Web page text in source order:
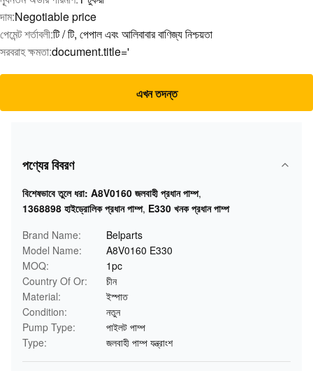
দাম:Negotiable price
পেমেন্ট শর্তাবলী:টি / টি, পেপাল এবং আলিবাবার বাণিজ্য নিশ্চয়তা
সরবরাহ ক্ষমতা:document.title='
এখন তদন্ত
পণ্যের বিবরণ
বিশেষভাবে তুলে ধরা: A8V0160 জলবাহী প্রধান পাম্প,
1368898 হাইড্রোলিক প্রধান পাম্প, E330 খনক প্রধান পাম্প
Brand Name:
Belparts
Model Name:
A8V0160 E330
MOQ:
1pc
Country Of Or:
চীন
Material:
ইস্পাত
Condition:
নতুন
Pump Type:
পাইলট পাম্প
Type:
জলবাহী পাম্প যন্ত্রাংশ